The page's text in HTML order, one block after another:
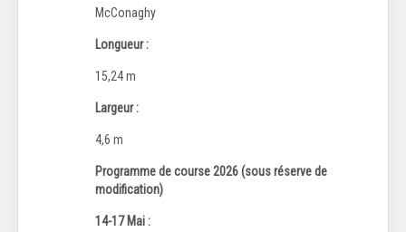
McConaghy
Longueur :
15,24 m
Largeur :
4,6 m
Programme de course 2026 (sous réserve de
modification)
14-17 Mai :